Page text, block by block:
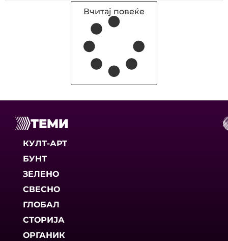
Вчитај повеќе
ТЕМИ
КУЛТ-АРТ
БУНТ
ЗЕЛЕНО
СВЕСНО
ГЛОБАЛ
СТОРИЈА
ОРГАНИК